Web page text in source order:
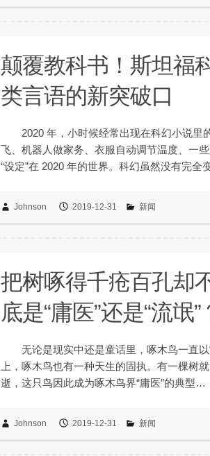
颠覆教科书！斯坦福
类言语的新突破口
2020 年，小时候经常出现在科幻小说里
飞、机器人做家务、衣服自动调节温度、一
“设定”在 2020 年的世界。科幻虽然没有完
Johnson 2019-12-31 新闻
把树啄得千疮百孔却
底是“庸医”还是“流氓”
无论是现实中还是童话里，啄木鸟一直以“
上，啄木鸟也有一种天生的固执。有一棵树
逝，这只鸟因此成为啄木鸟界“庸医”的典型…
Johnson 2019-12-31 新闻